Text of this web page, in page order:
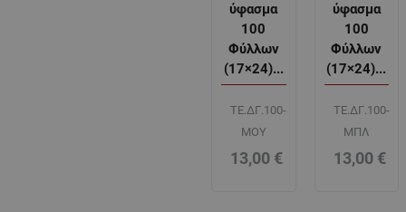
ύφασμα
100
Φύλλων
(17×24)...
ΤΕ.ΔΓ.100-
ΜΟΥ
13,00 €
ύφασμα
100
Φύλλων
(17×24)...
ΤΕ.ΔΓ.100-
ΜΠΛ
13,00 €